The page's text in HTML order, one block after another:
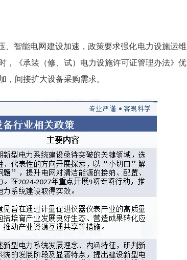
、智能电网建设加速，政策要求强化电力设施运维
，《承装（修、试）电力设施许可证管理办法》优
间接扩大设备采购需求。